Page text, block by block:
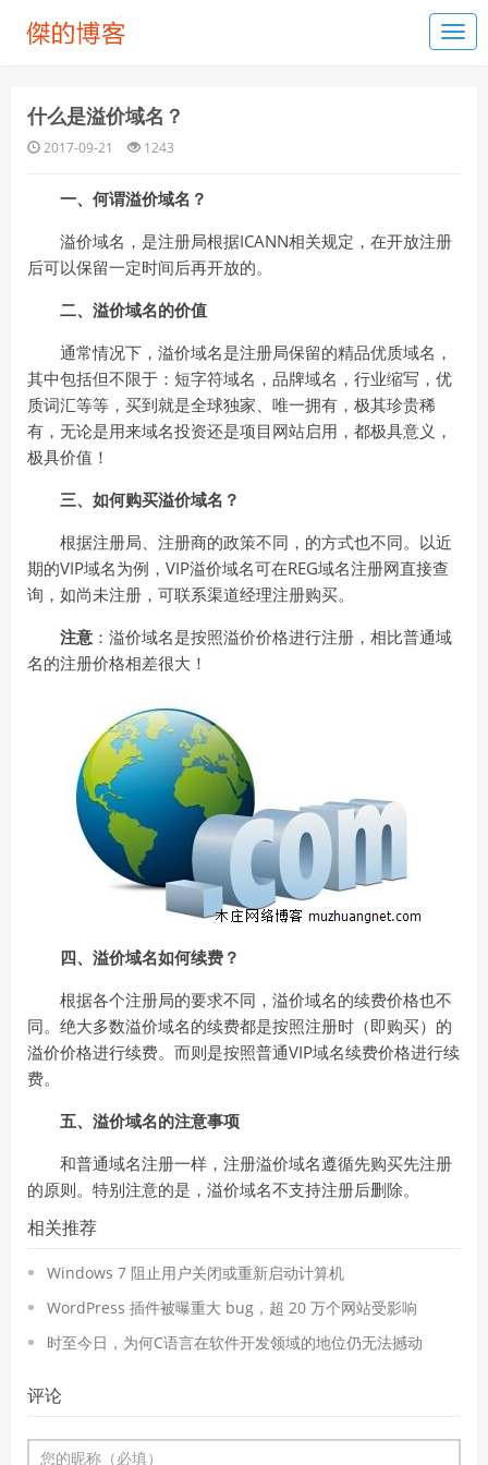
什么是溢价域名？
2017-09-21 1243
一、何谓溢价域名？
溢价域名，是注册局根据ICANN相关规定，在开放注册
后可以保留一定时间后再开放的。
二、溢价域名的价值
通常情况下，溢价域名是注册局保留的精品优质域名，
其中包括但不限于：短字符域名，品牌域名，行业缩写，优
质词汇等等，买到就是全球独家、唯一拥有，极其珍贵稀
有，无论是用来域名投资还是项目网站启用，都极具意义，
极具价值！
三、如何购买溢价域名？
根据注册局、注册商的政策不同，的方式也不同。以近
期的VIP域名为例，VIP溢价域名可在REG域名注册网直接查
询，如尚未注册，可联系渠道经理注册购买。
注意 ：溢价域名是按照溢价价格进行注册，相比普通域
名的注册价格相差很大！
四、溢价域名如何续费？
根据各个注册局的要求不同，溢价域名的续费价格也不
同。绝大多数溢价域名的续费都是按照注册时（即购买）的
溢价价格进行续费。而则是按照普通VIP域名续费价格进行续
费。
五、溢价域名的注意事项
和普通域名注册一样，注册溢价域名遵循先购买先注册
的原则。特别注意的是，溢价域名不支持注册后删除。
相关推荐
Windows 7 阻止用户关闭或重新启动计算机
WordPress 插件被曝重大 bug，超 20 万个网站受影响
时至今日，为何C语言在软件开发领域的地位仍无法撼动
评论